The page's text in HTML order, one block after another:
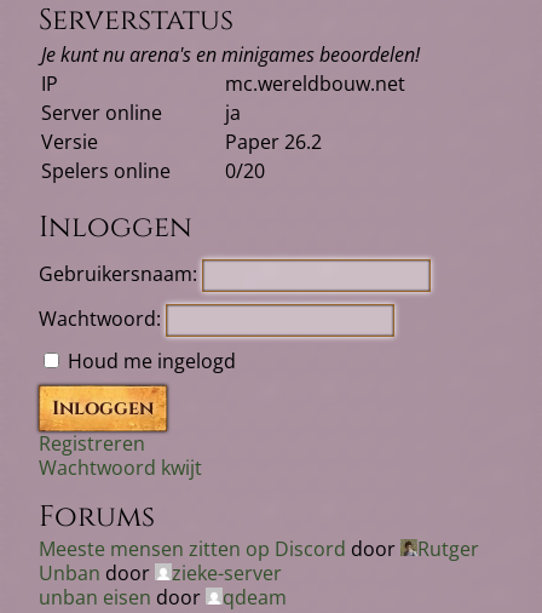
Serverstatus
Je kunt nu arena's en minigames beoordelen!
IP
mc.wereldbouw.net
Server online
ja
Versie
Paper 26.2
Spelers online
0/20
Inloggen
Gebruikersnaam:
Wachtwoord:
Houd me ingelogd
Inloggen
Registreren
Wachtwoord kwijt
Forums
Meeste mensen zitten op Discord door
Rutger
Unban door
zieke-server
unban eisen door
qdeam